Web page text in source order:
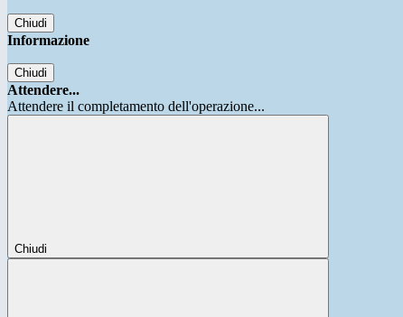
Chiudi
Informazione
Chiudi
Attendere...
Attendere il completamento dell'operazione...
Chiudi